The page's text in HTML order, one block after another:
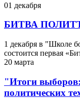
01 декабря
БИТВА
1 декабря в "Школе
состоится первая
20 марта
"Итоги
политических